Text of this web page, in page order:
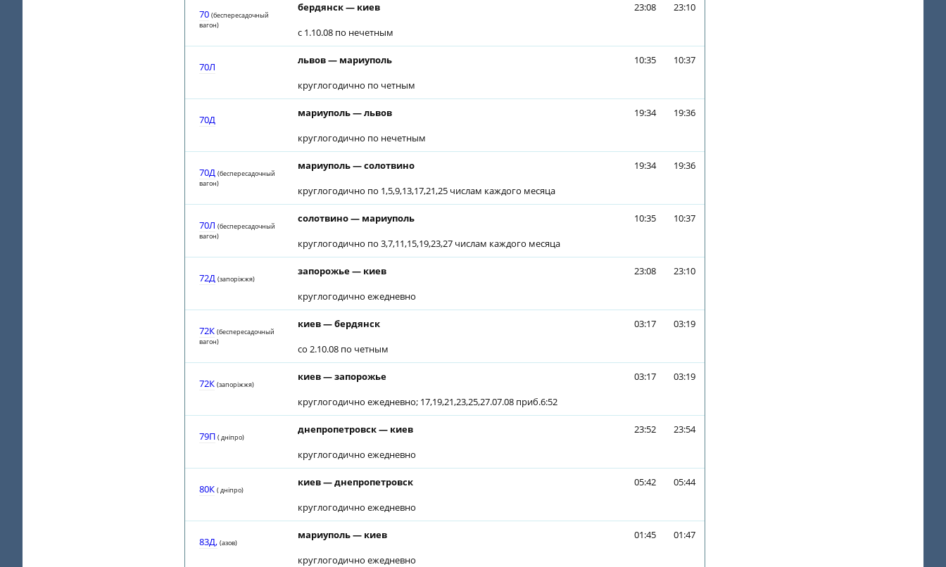
70 (беспересадочный
вагон)
бердянск — киев
с 1.10.08 по нечетным
23:08 23:10
70Л
львов — мариуполь
круглогодично по четным
10:35 10:37
70Д
мариуполь — львов
круглогодично по нечетным
19:34 19:36
70Д (беспересадочный
вагон)
мариуполь — солотвино
круглогодично по 1,5,9,13,17,21,25 числам каждого месяца
19:34 19:36
70Л (беспересадочный
вагон)
солотвино — мариуполь
круглогодично по 3,7,11,15,19,23,27 числам каждого месяца
10:35 10:37
72Д (запорiжжя)
запорожье — киев
круглогодично ежедневно
23:08 23:10
72К (беспересадочный
вагон)
киев — бердянск
со 2.10.08 по четным
03:17 03:19
72К (запорiжжя)
киев — запорожье
круглогодично ежедневно; 17,19,21,23,25,27.07.08 приб.6:52
03:17 03:19
79П ( днiпро)
днепропетровск — киев
круглогодично ежедневно
23:52 23:54
80К ( днiпро)
киев — днепропетровск
круглогодично ежедневно
05:42 05:44
83Д, (азов)
мариуполь — киев
круглогодично ежедневно
01:45 01:47